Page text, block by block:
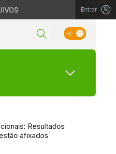
Entrar
Resultados
afixados